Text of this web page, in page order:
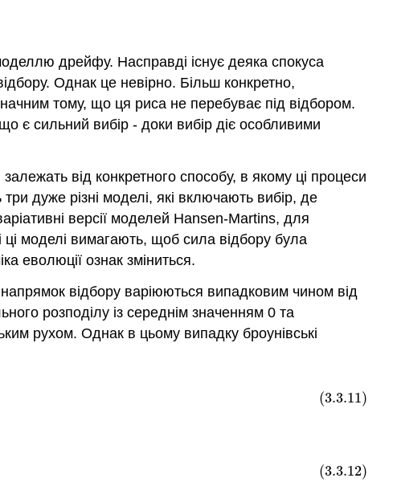
дрейфу. Насправді існує деяка спокуса
Однак це невірно. Більш конкретно,
тому, що ця риса не перебуває під відбором.
є сильний вибір - доки вибір діє особливими
від конкретного способу, в якому ці процеси
дуже різні моделі, які включають вибір, де
версії моделей Hansen-Martins, для
ці моделі вимагають, щоб сила відбору була
еволюції ознак зміниться.
відбору варіюються випадковим чином від
розподілу із середнім значенням 0 та
рухом. Однак в цьому випадку броунівські
(3.3.11)
(3.3.12)